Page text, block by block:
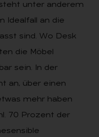
unter anderem
Idealfall an die
sind. Wo Desk
die Möbel
sein. In der
an, über einen
mehr haben
70 Prozent der